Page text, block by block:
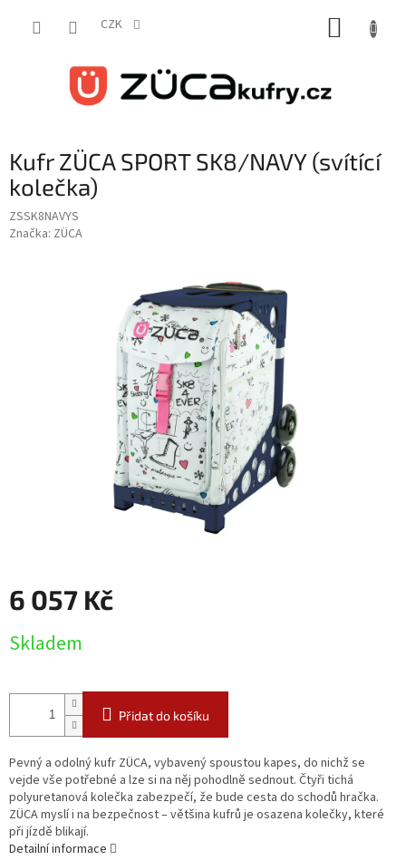
CZK
Kufr ZÜCA SPORT SK8/NAVY (svítící
kolečka)
ZSSK8NAVYS
Značka: ZÜCA
6 057 Kč
cena:
Skladem
Přidat do košíku
Pevný a odolný kufr ZÜCA, vybavený spoustou kapes, do nichž se
vejde vše potřebné a lze si na něj pohodlně sednout. Čtyři tichá
polyuretanová kolečka zabezpečí, že bude cesta do schodů hračka.
ZÜCA myslí i na bezpečnost – většina kufrů je osazena kolečky, které
při jízdě blikají.
Detailní informace